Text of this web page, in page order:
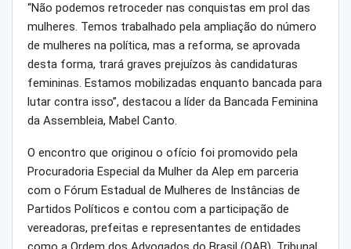
“Não podemos retroceder nas conquistas em prol das
mulheres. Temos trabalhado pela ampliação do número
de mulheres na política, mas a reforma, se aprovada
desta forma, trará graves prejuízos às candidaturas
femininas. Estamos mobilizadas enquanto bancada para
lutar contra isso”, destacou a líder da Bancada Feminina
da Assembleia, Mabel Canto.
O encontro que originou o ofício foi promovido pela
Procuradoria Especial da Mulher da Alep em parceria
com o Fórum Estadual de Mulheres de Instâncias de
Partidos Políticos e contou com a participação de
vereadoras, prefeitas e representantes de entidades